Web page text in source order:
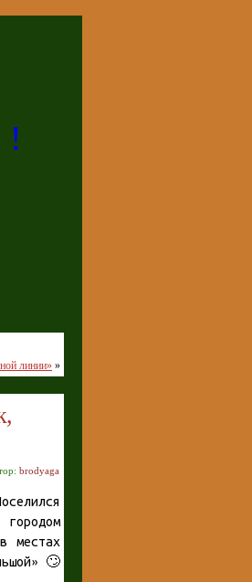
!
линии» »
brodyaga
местах
🙄